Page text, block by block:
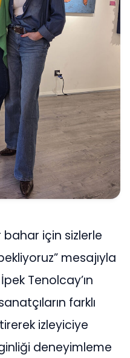
için sizlerle
mesajıyla
Tenolcay’ın
farklı
izleyiciye
deneyimleme